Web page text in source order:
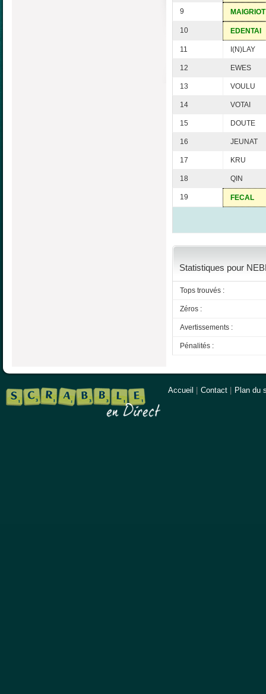
9 MAIGRIOT
10 EDENTAI
11 I(N)LAY
12 EWES
13 VOULU
14 VOTAI
15 DOUTE
16 JEUNAT
17 KRU
18 QIN
19 FECAL
Statistiques pour
Tops trouvés :
Zéros :
Avertissements :
Pénalités :
Accueil Contact Plan du